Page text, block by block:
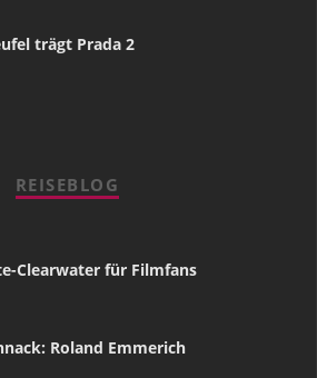
trägt Prada 2
REISEBLOG
Clearwater für Filmfans
Roland Emmerich